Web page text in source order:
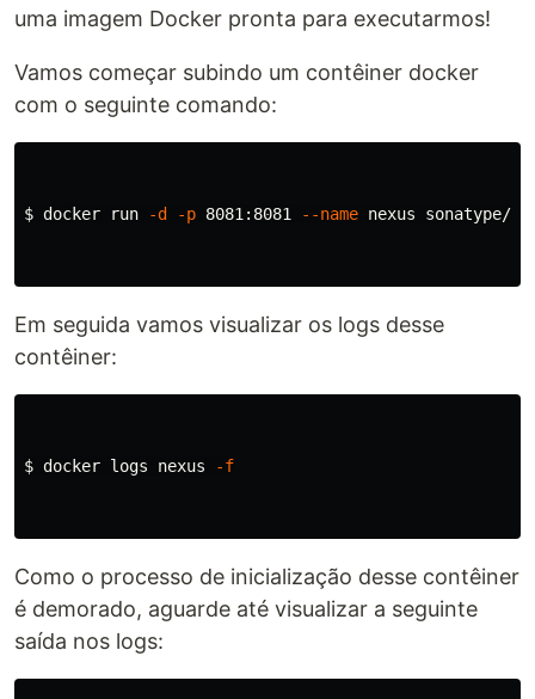
uma imagem Docker pronta para executarmos!
Vamos começar subindo um contêiner docker
com o seguinte comando:
$ docker run -d -p 8081:8081 --name nexus sonatype/
Em seguida vamos visualizar os logs desse
contêiner:
$ docker logs nexus -f
Como o processo de inicialização desse contêiner
é demorado, aguarde até visualizar a seguinte
saída nos logs: